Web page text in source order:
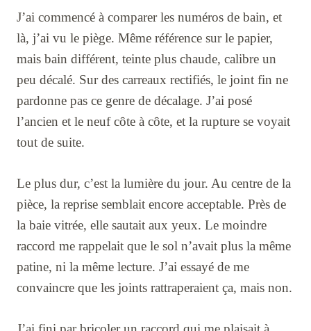
J’ai commencé à comparer les numéros de bain, et
là, j’ai vu le piège. Même référence sur le papier,
mais bain différent, teinte plus chaude, calibre un
peu décalé. Sur des carreaux rectifiés, le joint fin ne
pardonne pas ce genre de décalage. J’ai posé
l’ancien et le neuf côte à côte, et la rupture se voyait
tout de suite.
Le plus dur, c’est la lumière du jour. Au centre de la
pièce, la reprise semblait encore acceptable. Près de
la baie vitrée, elle sautait aux yeux. Le moindre
raccord me rappelait que le sol n’avait plus la même
patine, ni la même lecture. J’ai essayé de me
convaincre que les joints rattraperaient ça, mais non.